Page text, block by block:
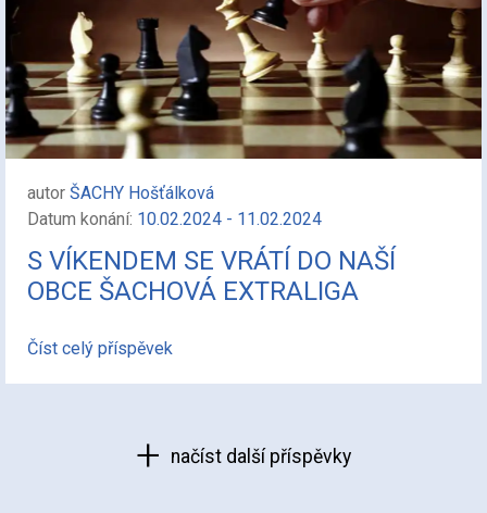
autor ŠACHY Hošťálková
Datum konání: 10.02.2024 - 11.02.2024
S VÍKENDEM SE VRÁTÍ DO NAŠÍ
OBCE ŠACHOVÁ EXTRALIGA
Číst celý příspěvek
načíst další příspěvky